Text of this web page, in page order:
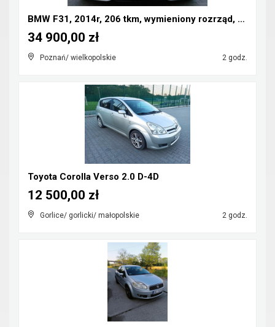
BMW F31, 2014r, 206 tkm, wymieniony rozrząd, pełen...
Poznań/ wielkopolskie 2 godz.
34 900,00 zł
Toyota Corolla Verso 2.0 D-4D
Gorlice/ gorlicki/ małopolskie 2 godz.
12 500,00 zł